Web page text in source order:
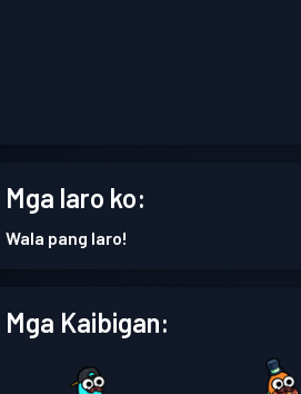
Mga laro ko:
Wala pang laro!
Mga Kaibigan: